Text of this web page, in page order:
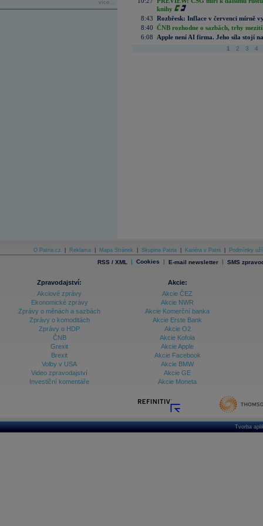
více...
knihy
8:43 Rozbřesk: Inflace v červenci mírně
8:40 ČNB rozhodne o sazbách, trhy
6:08
Apple není AI firma. Jeho síla stojí
1 2 3 4
O Patria.cz Reklama Mapa Stránek Skupina Patria Kariéra v Patrii Podmínky
RSS / XML | Cookies | E-mail newsletter | SMS
Zpravodajství:
Akciové zprávy
Ekonomické zprávy
Zprávy o měnách a sazbách
Zprávy o komoditách
Zprávy o HDP
ČNB
Grexit
Brexit
Volby v USA
Video zpravodajství
Investiční komentáře
Akcie:
Akcie ČEZ
Akcie NWR
Akcie Komerční banka
Akcie Erste Bank
Akcie O2
Akcie Kofola
Akcie Apple
Akcie Facebook
Akcie BMW
Akcie GE
Akcie Moneta
Tvorba